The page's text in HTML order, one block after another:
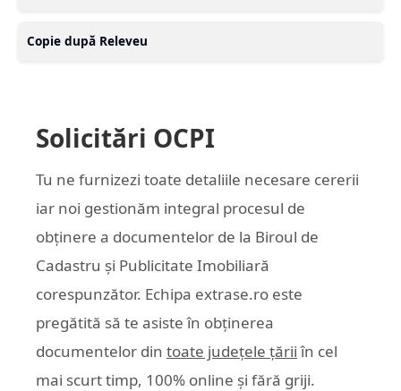
Copie după Releveu
Solicitări OCPI
Tu ne furnizezi toate detaliile necesare cererii
iar noi gestionăm integral procesul de
obținere a documentelor de la Biroul de
Cadastru și Publicitate Imobiliară
corespunzător. Echipa extrase.ro este
pregătită să te asiste în obținerea
documentelor din toate județele țării în cel
mai scurt timp, 100% online și fără griji.